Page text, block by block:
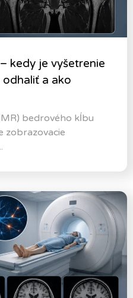
kedy je vyšetrenie
a ako
bedrového kĺbu
zobrazovacie